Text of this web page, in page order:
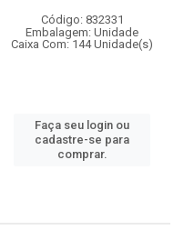
Código: 832331
Embalagem: Unidade
Caixa Com: 144 Unidade(s)
Faça seu login ou
cadastre-se para
comprar.